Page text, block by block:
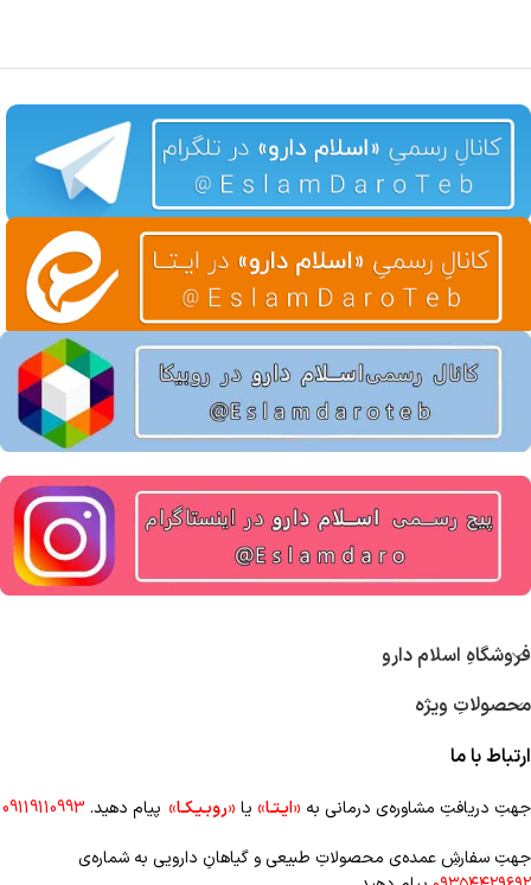
فروشگاهِ اسلام دارو
محصولاتِ ویژه
ارتباط با ما
جهتِ دریافتِ مشاوره‌ی درمانی به «ایـتـا» یا «روبـیـکـا» پیام دهید. 09119110993
جهتِ سفارشِ عمده‌‌ی محصولاتِ طبیعی و گیاهانِ دارویی به شماره‌ی